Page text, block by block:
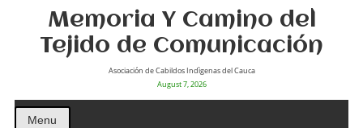
Memoria Y Camino del
Tejido de Comunicación
Asociación de Cabildos Indìgenas del Cauca
August 7, 2026
Menu